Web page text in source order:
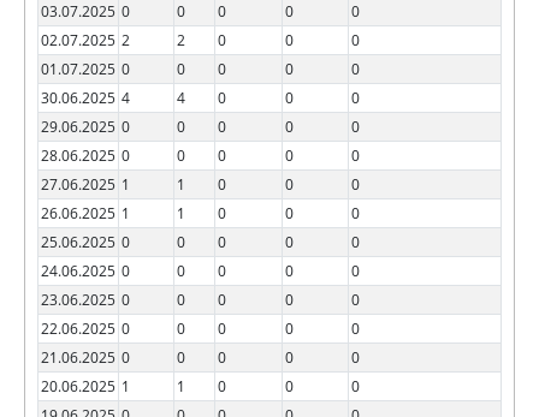
03.07.2025 0 0 0 0
0
02.07.2025 2 2 0 0
0
01.07.2025 0 0 0 0
0
30.06.2025 4 4 0 0
0
29.06.2025 0 0 0 0
0
28.06.2025 0 0 0 0
0
27.06.2025 1 1 0 0
0
26.06.2025 1 1 0 0
0
25.06.2025 0 0 0 0
0
24.06.2025 0 0 0 0
0
23.06.2025 0 0 0 0
0
22.06.2025 0 0 0 0
0
21.06.2025 0 0 0 0
0
20.06.2025 1 1 0 0
0